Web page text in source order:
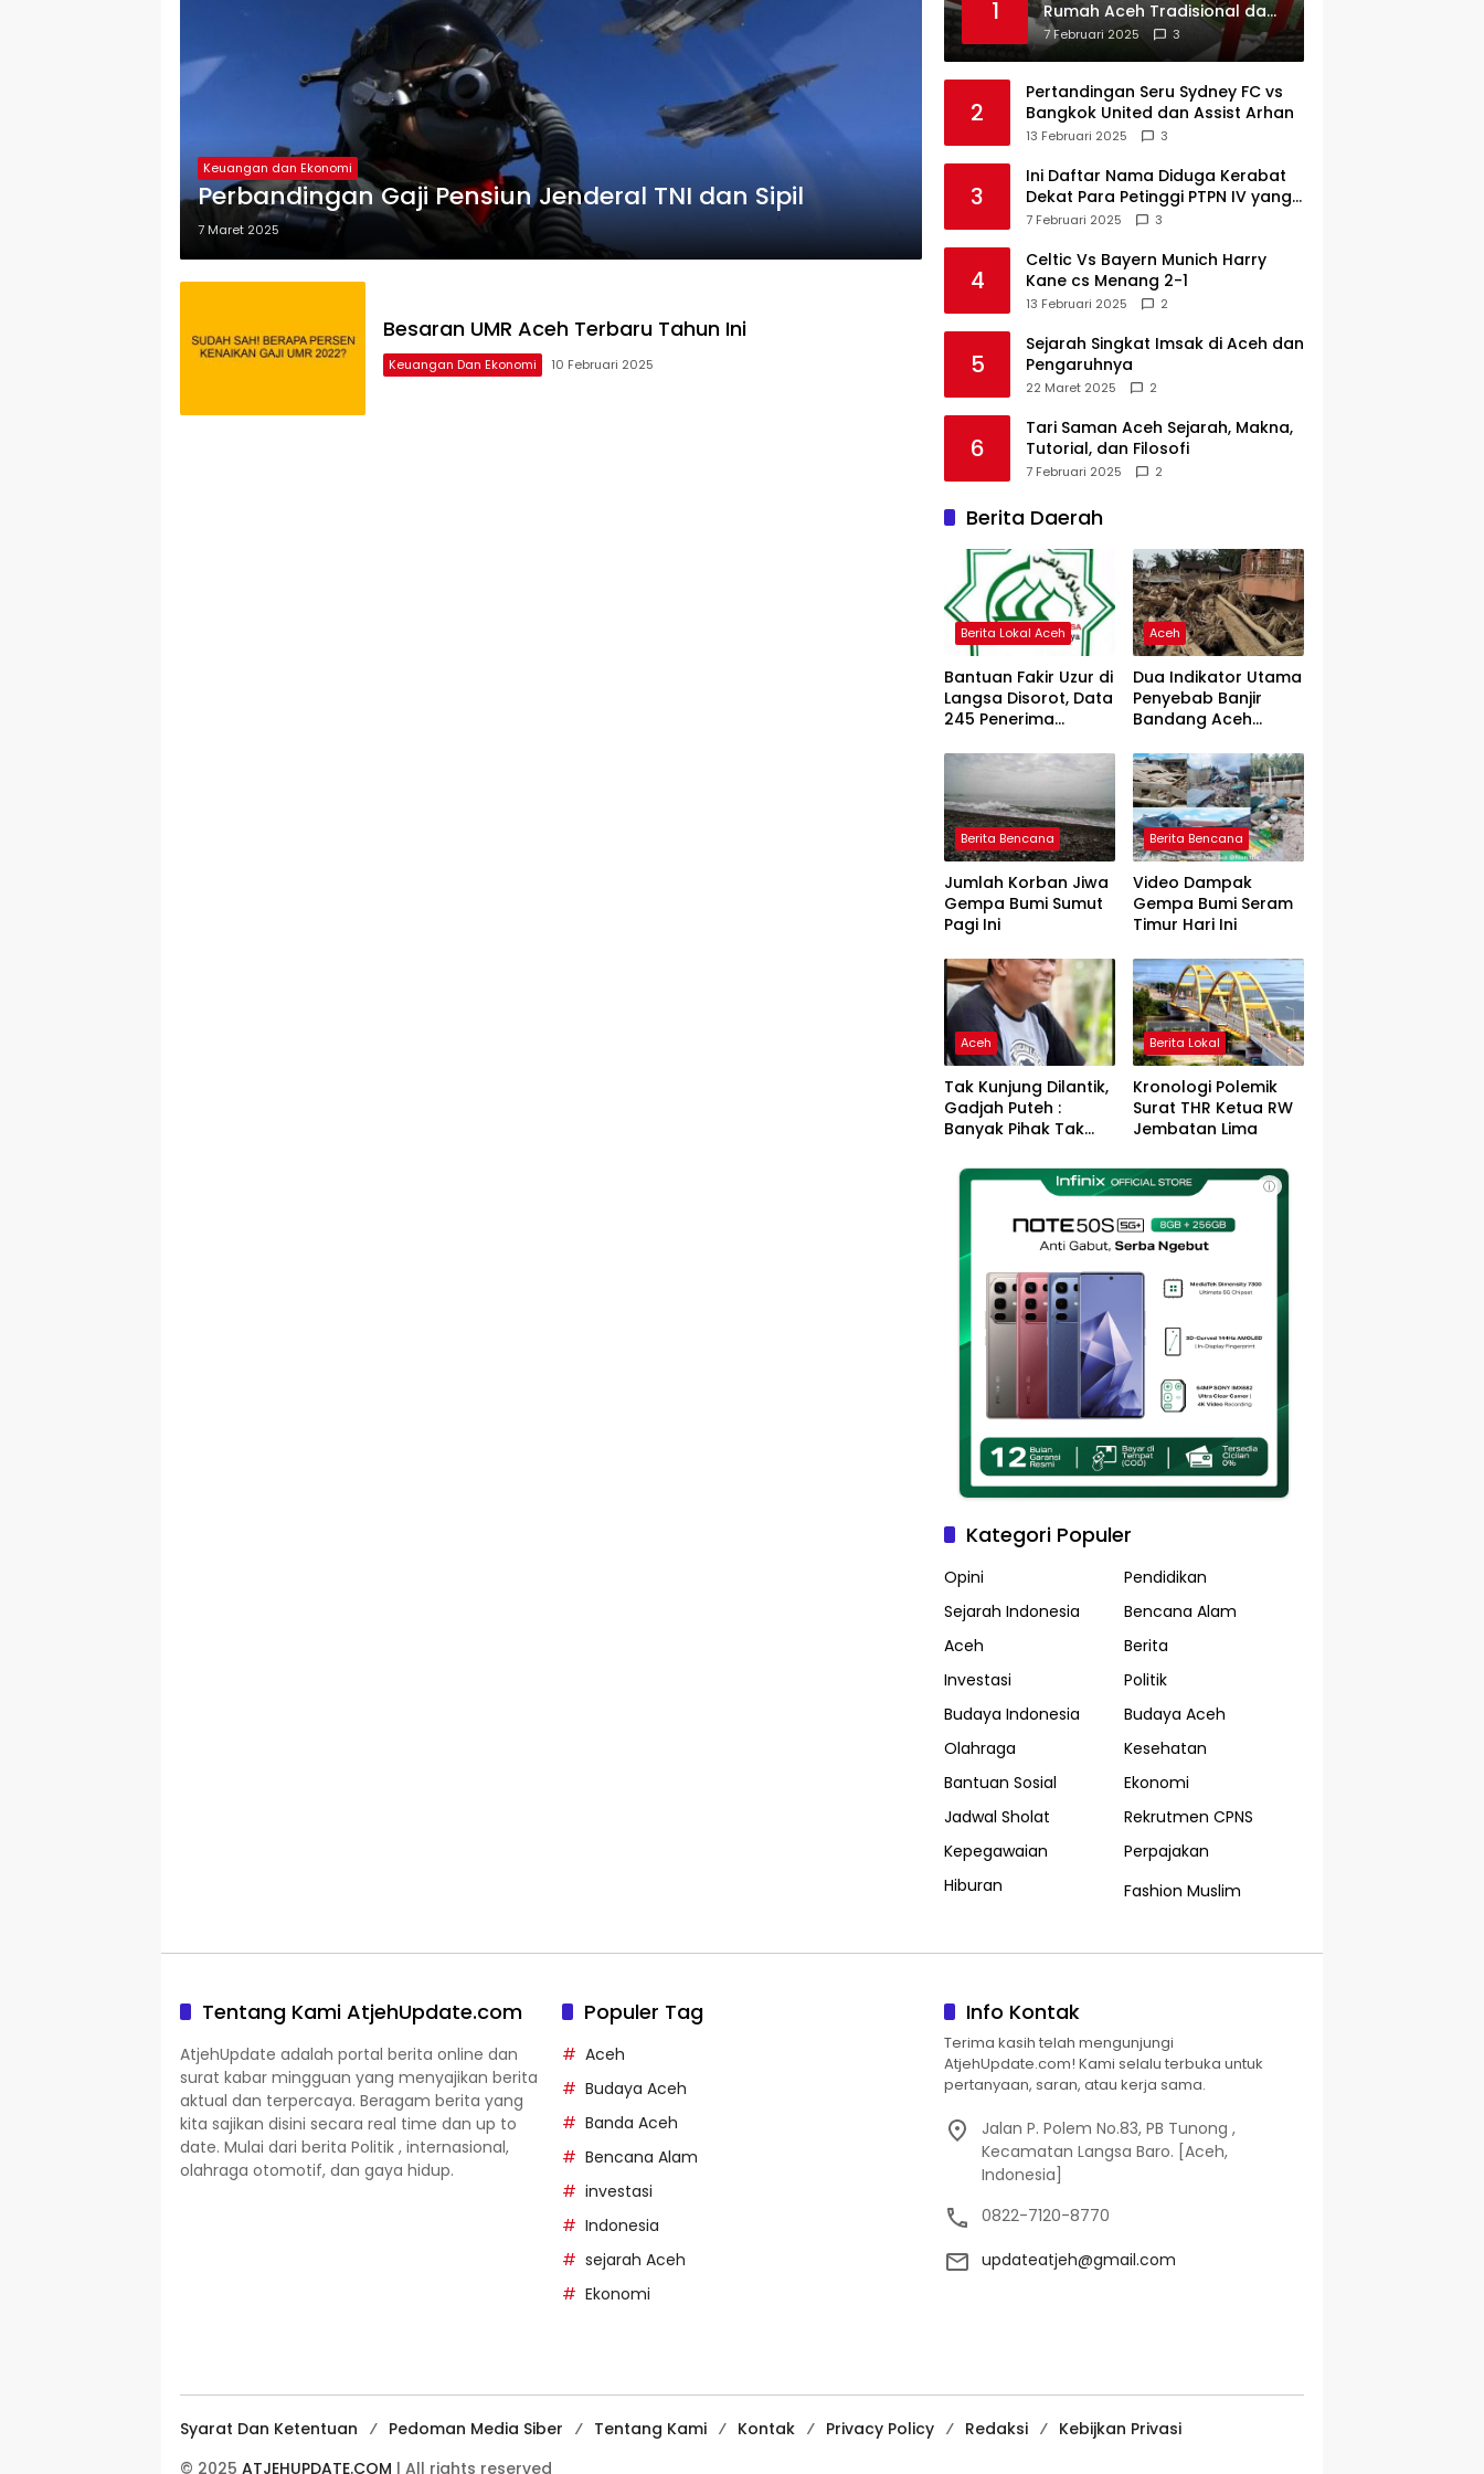
Keuangan dan Ekonomi
Perbandingan Gaji Pensiun Jenderal TNI dan Sipil
7 Maret 2025
Besaran UMR Aceh Terbaru Tahun Ini
Keuangan Dan Ekonomi 10 Februari 2025
1
Rumah Aceh Tradisional dan
Sejarah Perkembangannya
7 Februari 2025 3
2
Pertandingan Seru Sydney FC vs
Bangkok United dan Assist Arhan
13 Februari 2025 3
3
Ini Daftar Nama Diduga Kerabat
Dekat Para Petinggi PTPN IV yang
Lulus PKWT
7 Februari 2025 3
4
Celtic Vs Bayern Munich Harry
Kane cs Menang 2-1
13 Februari 2025 2
5
Sejarah Singkat Imsak di Aceh dan
Pengaruhnya
22 Maret 2025 2
6
Tari Saman Aceh Sejarah, Makna,
Tutorial, dan Filosofi
7 Februari 2025 2
Berita Daerah
Berita Lokal Aceh
Bantuan Fakir Uzur di
Langsa Disorot, Data
245 Penerima
Aceh
Dua Indikator Utama
Penyebab Banjir
Bandang Aceh
Puteh Soroti
Kerusakan DAS
Berita Bencana
Jumlah Korban Jiwa
Gempa Bumi Sumut
Pagi Ini
Berita Bencana
Video Dampak
Gempa Bumi Seram
Timur Hari Ini
Aceh
Tak Kunjung Dilantik,
Gadjah Puteh :
Banyak Pihak Tak
Jadi Pemimpin Kota
Berita Lokal
Kronologi Polemik
Surat THR Ketua RW
Jembatan Lima
ⓘ
Kategori Populer
Opini
Pendidikan
Sejarah Indonesia
Bencana Alam
Aceh
Berita
Investasi
Politik
Budaya Indonesia
Budaya Aceh
Olahraga
Kesehatan
Bantuan Sosial
Ekonomi
Jadwal Sholat
Rekrutmen CPNS
Kepegawaian
Perpajakan
Hiburan
Fashion Muslim
Tentang Kami AtjehUpdate.com
AtjehUpdate adalah portal berita online dan
surat kabar mingguan yang menyajikan berita
aktual dan terpercaya. Beragam berita yang
kita sajikan disini secara real time dan up to
date. Mulai dari berita Politik , internasional,
olahraga otomotif, dan gaya hidup.
Populer Tag
Aceh
Budaya Aceh
Banda Aceh
Bencana Alam
investasi
Indonesia
sejarah Aceh
Ekonomi
Info Kontak
Terima kasih telah mengunjungi
AtjehUpdate.com! Kami selalu terbuka untuk
pertanyaan, saran, atau kerja sama.
Jalan P. Polem No.83, PB Tunong ,
Kecamatan Langsa Baro. [Aceh,
Indonesia]
0822-7120-8770
updateatjeh@gmail.com
Syarat Dan Ketentuan Pedoman Media Siber Tentang Kami Kontak Privacy Policy Redaksi
Kebijkan Privasi
© 2025 ATJEHUPDATE.COM | All rights reserved